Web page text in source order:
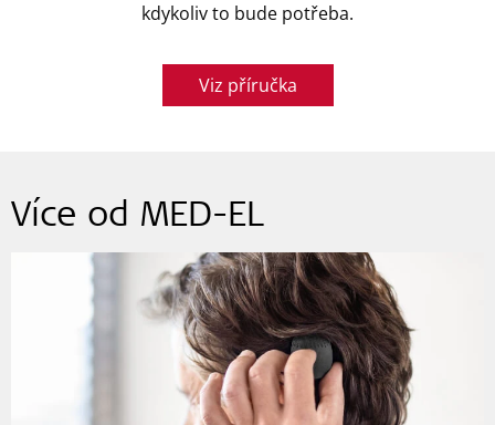
kdykoliv to bude potřeba.
Viz příručka
Více od MED-EL